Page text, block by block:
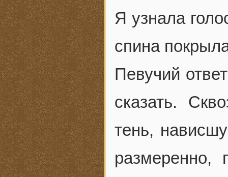
Я узнала
спина
Певучий
сказать.
тень,
размеренно,